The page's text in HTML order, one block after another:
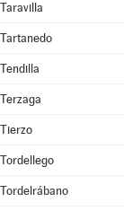
Taravilla
Tartanedo
Tendilla
Terzaga
Tierzo
Tordellego
Tordelrábano